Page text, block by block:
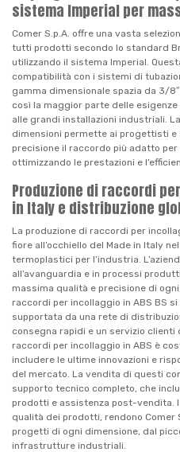
sistema Imperial per
Comer S.p.A. offre una vasta
tutti prodotti secondo lo standard
utilizzando il sistema Imperial.
compatibilità con i sistemi di
gamma dimensionale spazia da 3/
così la maggior parte delle
alle grandi installazioni industriali.
dimensioni permette ai progettisti
precisione il raccordo più adatto per
ottimizzando le prestazioni e
Produzione di raccordi
in Italy e distribuzione
La produzione di raccordi per
fiore all’occhiello del Made in Italy
termoplastici per l’industria.
all’avanguardia e in processi
massima qualità e precisione di
raccordi per incollaggio in ABS BS
supportata da una rete di
consegna rapidi e un servizio clienti
raccordi per incollaggio in ABS è
includere le ultime innovazioni e
del mercato. La vendita di questi
supporto tecnico completo, che
prodotti e assistenza post-vendita.
qualità dei prodotti, rendono Comer
progetti di ogni dimensione, dal
infrastrutture industriali.